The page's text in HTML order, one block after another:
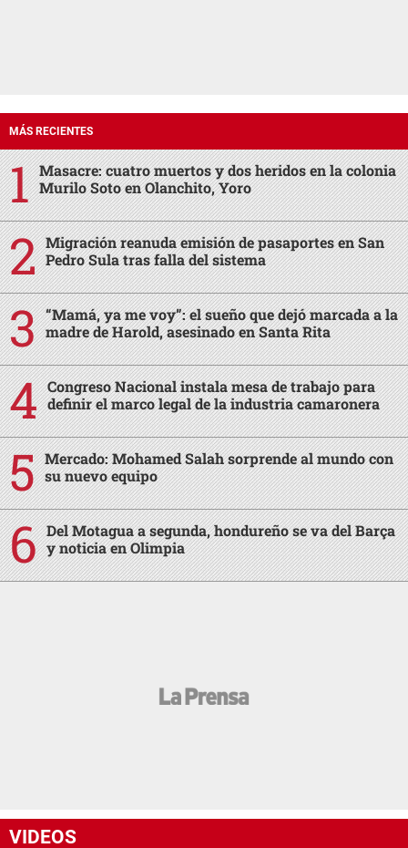
MÁS RECIENTES
Masacre: cuatro muertos y dos heridos en la colonia
Murilo Soto en Olanchito, Yoro
Migración reanuda emisión de pasaportes en San
Pedro Sula tras falla del sistema
“Mamá, ya me voy”: el sueño que dejó marcada a la
madre de Harold, asesinado en Santa Rita
Congreso Nacional instala mesa de trabajo para
definir el marco legal de la industria camaronera
Mercado: Mohamed Salah sorprende al mundo con
su nuevo equipo
Del Motagua a segunda, hondureño se va del Barça
y noticia en Olimpia
VIDEOS